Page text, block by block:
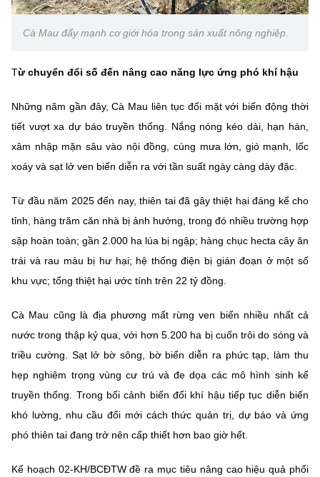
Vietnamese English
BỘ KHOA HỌC VÀ CÔNG NGHỆ
Điều khoản sử dụng Theo dõi MST: Góp ý
Chịu trách nhiệm nội dung: Nguyễn Thị Hải Hằng
Giám đốc Trung tâm Truyền thông Khoa học và Công nghệ.
Liên hệ
Địa chỉ: Ban Biên tập Cổng TTĐT - 18 Nguyễn Du, TP. Hà Nội
Email:stc@mst.gov.vn
(Ghi rõ nguồn "https://mst.gov.vn" khi phát hành lại thông tin từ
website này)
Cà Mau đẩy mạnh cơ giới hóa trong sản xuất nông nghiệp.
Từ chuyển đổi số đến nâng cao năng lực ứng phó khí hậu
Những năm gần đây, Cà Mau liên tục đối mặt với biến động thời
tiết vượt xa dự báo truyền thống. Nắng nóng kéo dài, hạn hán,
xâm nhập mặn sâu vào nội đồng, cùng mưa lớn, gió mạnh, lốc
xoáy và sạt lở ven biển diễn ra với tần suất ngày càng dày đặc.
Từ đầu năm 2025 đến nay, thiên tai đã gây thiệt hại đáng kể cho
tỉnh, hàng trăm căn nhà bị ảnh hưởng, trong đó nhiều trường hợp
sập hoàn toàn; gần 2.000 ha lúa bị ngập; hàng chục hecta cây ăn
trái và rau màu bị hư hại; hệ thống điện bị gián đoạn ở một số
khu vực; tổng thiệt hại ước tính trên 22 tỷ đồng.
Cà Mau cũng là địa phương mất rừng ven biển nhiều nhất cả
nước trong thập kỷ qua, với hơn 5.200 ha bị cuốn trôi do sóng và
triều cường. Sạt lở bờ sông, bờ biển diễn ra phức tạp, làm thu
hẹp nghiêm trọng vùng cư trú và đe dọa các mô hình sinh kế
truyền thống. Trong bối cảnh biến đổi khí hậu tiếp tục diễn biến
khó lường, nhu cầu đổi mới cách thức quản trị, dự báo và ứng
phó thiên tai đang trở nên cấp thiết hơn bao giờ hết.
Kế hoạch 02-KH/BCĐTW đề ra mục tiêu nâng cao hiệu quả phối